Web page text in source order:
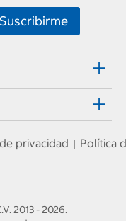
privacidad | Política
2013 - 2026.